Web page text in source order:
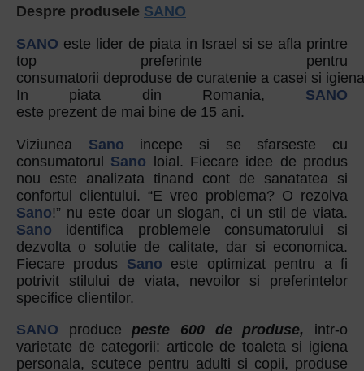
Despre produsele SANO
SANO este lider de piata in Israel si se afla printre
top preferinte pentru
consumatorii deproduse de curatenie a casei si
In piata din Romania, SANO
este prezent de mai bine de 15 ani.
Viziunea Sano incepe si se sfarseste cu
consumatorul Sano loial. Fiecare idee de produs
nou este analizata tinand cont de sanatatea si
confortul clientului. “E vreo problema? O rezolva
Sano!” nu este doar un slogan, ci un stil de viata.
Sano identifica problemele consumatorului si
dezvolta o solutie de calitate, dar si economica.
Fiecare produs Sano este optimizat pentru a fi
potrivit stilului de viata, nevoilor si preferintelor
specifice clientilor.
SANO producepeste 600 de produse, intr-o
varietate de categorii: articole de toaleta si igiena
personala, scutece pentru adulti si copii, produse